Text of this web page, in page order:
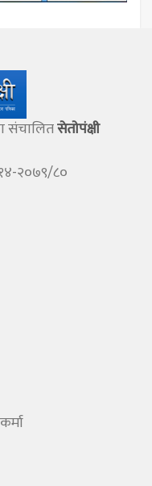
संचालितसेताेपंक्षी
२०७९/८०